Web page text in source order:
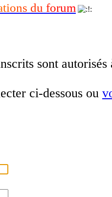
tions du forum
sont autorisés
ci-dessous ou